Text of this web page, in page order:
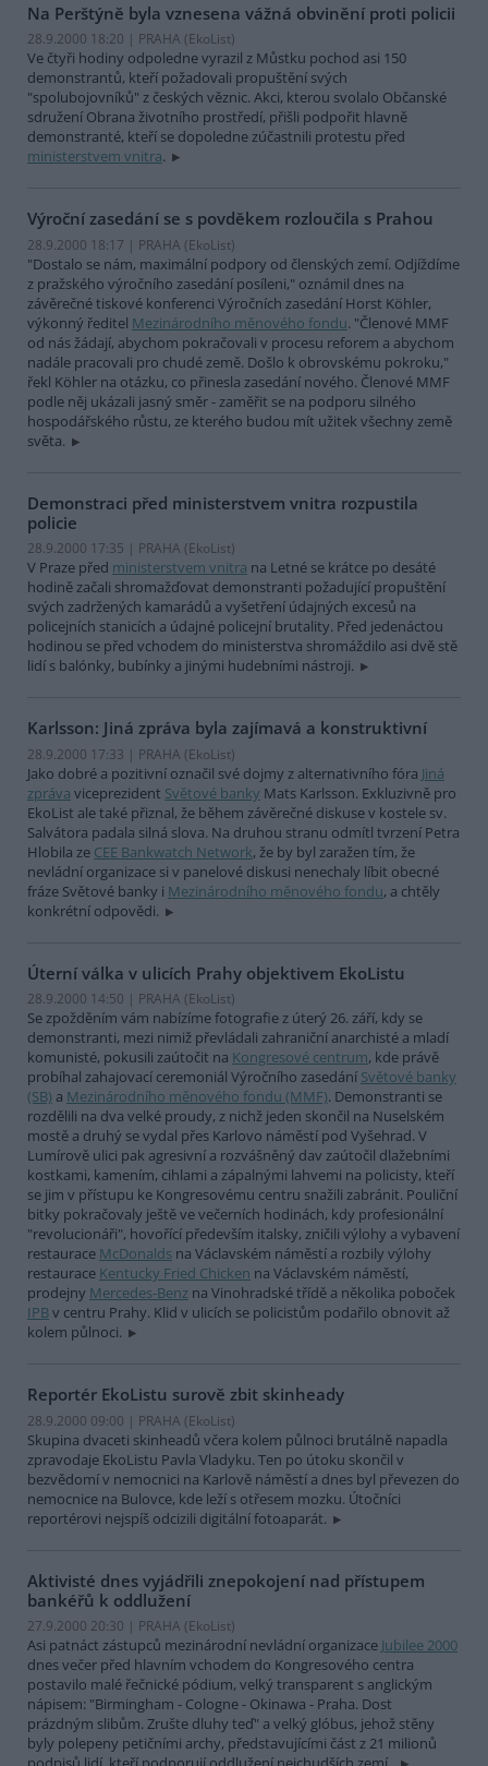
Na Perštýně byla vznesena vážná obvinění proti policii
28.9.2000 18:20 | PRAHA (EkoList)
Ve čtyři hodiny odpoledne vyrazil z Můstku pochod asi 150
demonstrantů, kteří požadovali propuštění svých
"spolubojovníků" z českých věznic. Akci, kterou svolalo Občanské
sdružení Obrana životního prostředí, přišli podpořit hlavně
demonstranté, kteří se dopoledne zúčastnili protestu před
ministerstvem vnitra.
Výroční zasedání se s povděkem rozloučila s Prahou
28.9.2000 18:17 | PRAHA (EkoList)
"Dostalo se nám, maximální podpory od členských zemí. Odjíždíme
z pražského výročního zasedání posíleni," oznámil dnes na
závěrečné tiskové konferenci Výročních zasedání Horst Köhler,
výkonný ředitel Mezinárodního měnového fondu. "Členové MMF
od nás žádají, abychom pokračovali v procesu reforem a abychom
nadále pracovali pro chudé země. Došlo k obrovskému pokroku,"
řekl Köhler na otázku, co přinesla zasedání nového. Členové MMF
podle něj ukázali jasný směr - zaměřit se na podporu silného
hospodářského růstu, ze kterého budou mít užitek všechny země
světa.
Demonstraci před ministerstvem vnitra rozpustila
policie
28.9.2000 17:35 | PRAHA (EkoList)
V Praze před ministerstvem vnitra na Letné se krátce po desáté
hodině začali shromažďovat demonstranti požadující propuštění
svých zadržených kamarádů a vyšetření údajných excesů na
policejních stanicích a údajné policejní brutality. Před jedenáctou
hodinou se před vchodem do ministerstva shromáždilo asi dvě stě
lidí s balónky, bubínky a jinými hudebními nástroji.
Karlsson: Jiná zpráva byla zajímavá a konstruktivní
28.9.2000 17:33 | PRAHA (EkoList)
Jako dobré a pozitivní označil své dojmy z alternativního fóra Jiná
zpráva viceprezident Světové banky Mats Karlsson. Exkluzivně pro
EkoList ale také přiznal, že během závěrečné diskuse v kostele sv.
Salvátora padala silná slova. Na druhou stranu odmítl tvrzení Petra
Hlobila ze CEE Bankwatch Network, že by byl zaražen tím, že
nevládní organizace si v panelové diskusi nenechaly líbit obecné
fráze Světové banky i Mezinárodního měnového fondu, a chtěly
konkrétní odpovědi.
Úterní válka v ulicích Prahy objektivem EkoListu
28.9.2000 14:50 | PRAHA (EkoList)
Se zpožděním vám nabízíme fotografie z úterý 26. září, kdy se
demonstranti, mezi nimiž převládali zahraniční anarchisté a mladí
komunisté, pokusili zaútočit na Kongresové centrum, kde právě
probíhal zahajovací ceremoniál Výročního zasedání Světové banky
(SB) a Mezinárodního měnového fondu (MMF). Demonstranti se
rozdělili na dva velké proudy, z nichž jeden skončil na Nuselském
mostě a druhý se vydal přes Karlovo náměstí pod Vyšehrad. V
Lumírově ulici pak agresivní a rozvášněný dav zaútočil dlažebními
kostkami, kamením, cihlami a zápalnými lahvemi na policisty, kteří
se jim v přístupu ke Kongresovému centru snažili zabránit. Pouliční
bitky pokračovaly ještě ve večerních hodinách, kdy profesionální
"revolucionáři", hovořící především italsky, zničili výlohy a vybavení
restaurace McDonalds na Václavském náměstí a rozbily výlohy
restaurace Kentucky Fried Chicken na Václavském náměstí,
prodejny Mercedes-Benz na Vinohradské třídě a několika poboček
IPBv centru Prahy. Klid v ulicích se policistům podařilo obnovit až
kolem půlnoci.
Reportér EkoListu surově zbit skinheady
28.9.2000 09:00 | PRAHA (EkoList)
Skupina dvaceti skinheadů včera kolem půlnoci brutálně napadla
zpravodaje EkoListu Pavla Vladyku. Ten po útoku skončil v
bezvědomí v nemocnici na Karlově náměstí a dnes byl převezen do
nemocnice na Bulovce, kde leží s otřesem mozku. Útočníci
reportérovi nejspíš odcizili digitální fotoaparát.
Aktivisté dnes vyjádřili znepokojení nad přístupem
bankéřů k oddlužení
27.9.2000 20:30 | PRAHA (EkoList)
Asi patnáct zástupců mezinárodní nevládní organizace Jubilee 2000
dnes večer před hlavním vchodem do Kongresového centra
postavilo malé řečnické pódium, velký transparent s anglickým
nápisem: "Birmingham - Cologne - Okinawa - Praha. Dost
prázdným slibům. Zrušte dluhy teď" a velký glóbus, jehož stěny
byly polepeny petičními archy, představujícími část z 21 milionů